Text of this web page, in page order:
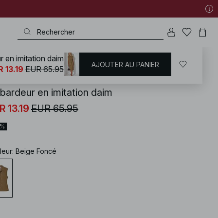
/ Blazers / Blazer sans manches
en imitation daim
13.19 EUR 65.95
: Beige Foncé
en imitation daim
13.19 EUR 65.95 AJOUTER AU PANIER